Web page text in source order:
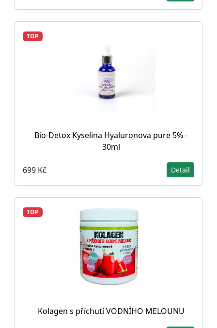
TOP
Bio-Detox Kyselina Hyaluronova pure 5% -
30ml
699 Kč Detail
TOP
Kolagen s příchutí VODNÍHO MELOUNU